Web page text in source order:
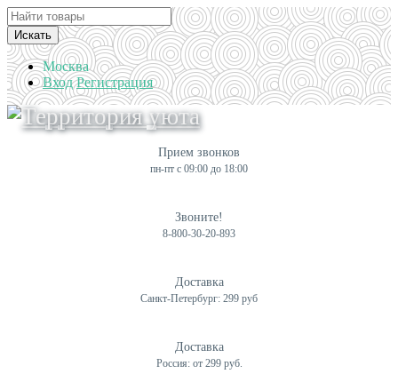
Искать
Москва
Вход Регистрация
Прием звонков
пн-пт с 09:00 до 18:00
Звоните!
8-800-30-20-893
Доставка
Санкт-Петербург: 299 руб
Доставка
Россия: от 299 руб.